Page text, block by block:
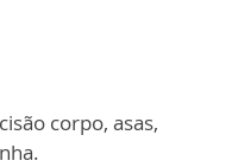
corpo, asas,